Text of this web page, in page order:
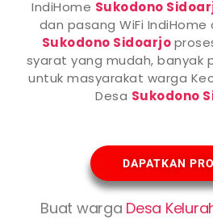
IndiHome Sukodono
dan pasang WiFi IndiHome
Sukodono Sidoarjo
syarat yang mudah, banyak
untuk masyarakat warga
Desa Sukodono
DAPATKAN
Buat warga Desa